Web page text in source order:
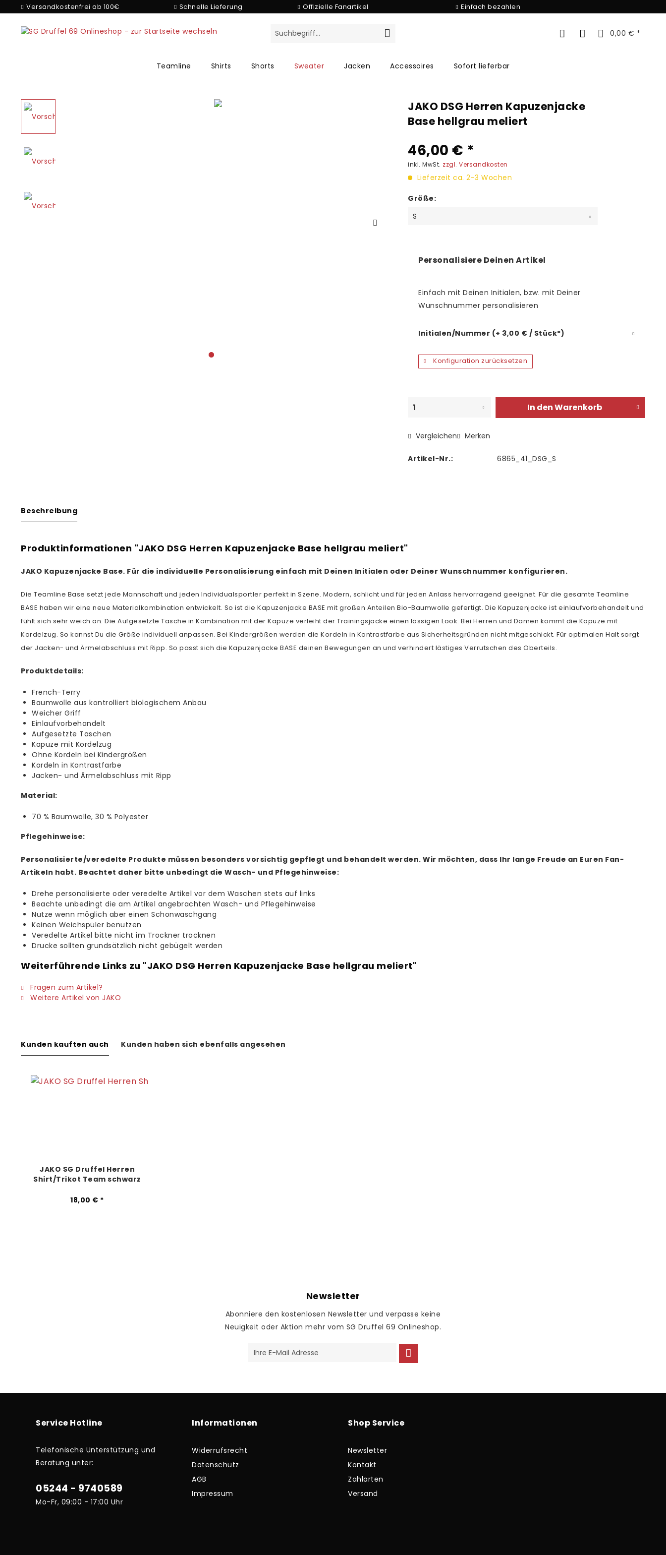
Versandkostenfrei ab 100€ Schnelle Lieferung Offizielle Fanartikel Einfach bezahlen
0,00 € *
Teamline Shirts Shorts Sweater Jacken Accessoires Sofort lieferbar
JAKO DSG Herren Kapuzenjacke
Base hellgrau meliert
46,00 € *
inkl. MwSt. zzgl. Versandkosten
Lieferzeit ca. 2-3 Wochen
Größe:
Personalisiere Deinen Artikel
Einfach mit Deinen Initialen, bzw. mit Deiner
Wunschnummer personalisieren
Initialen/Nummer (+ 3,00 € / Stück*)
Konfiguration zurücksetzen
In denWarenkorb
Vergleichen Merken
Artikel-Nr.: 6865_41_DSG_S
Beschreibung
Produktinformationen "JAKO DSG Herren Kapuzenjacke Base hellgrau meliert"
JAKO Kapuzenjacke Base. Für die individuelle Personalisierung einfach mit Deinen Initialen oder Deiner Wunschnummer konfigurieren.
Die Teamline Base setzt jede Mannschaft und jeden Individualsportler perfekt in Szene. Modern, schlicht und für jeden Anlass hervorragend geeignet. Für die gesamte Teamline
BASE haben wir eine neue Materialkombination entwickelt. So ist die Kapuzenjacke BASE mit großen Anteilen Bio-Baumwolle gefertigt. Die Kapuzenjacke ist einlaufvorbehandelt und
fühlt sich sehr weich an. Die Aufgesetzte Tasche in Kombination mit der Kapuze verleiht der Trainingsjacke einen lässigen Look. Bei Herren und Damen kommt die Kapuze mit
Kordelzug. So kannst Du die Größe individuell anpassen. Bei Kindergrößen werden die Kordeln in Kontrastfarbe aus Sicherheitsgründen nicht mitgeschickt. Für optimalen Halt sorgt
der Jacken- und Ärmelabschluss mit Ripp. So passt sich die Kapuzenjacke BASE deinen Bewegungen an und verhindert lästiges Verrutschen des Oberteils.
Produktdetails:
French-Terry
Baumwolle aus kontrolliert biologischem Anbau
Weicher Griff
Einlaufvorbehandelt
Aufgesetzte Taschen
Kapuze mit Kordelzug
Ohne Kordeln bei Kindergrößen
Kordeln in Kontrastfarbe
Jacken- und Ärmelabschluss mit Ripp
Material:
70 % Baumwolle, 30 % Polyester
Pflegehinweise:
Personalisierte/veredelte Produkte müssen besonders vorsichtig gepflegt und behandelt werden. Wir möchten, dass Ihr lange Freude an Euren Fan-
Artikeln habt. Beachtet daher bitte unbedingt die Wasch- und Pflegehinweise:
Drehe personalisierte oder veredelte Artikel vor dem Waschen stets auf links
Beachte unbedingt die am Artikel angebrachten Wasch- und Pflegehinweise
Nutze wenn möglich aber einen Schonwaschgang
Keinen Weichspüler benutzen
Veredelte Artikel bitte nicht im Trockner trocknen
Drucke sollten grundsätzlich nicht gebügelt werden
Weiterführende Links zu "JAKO DSG Herren Kapuzenjacke Base hellgrau meliert"
Fragen zum Artikel?
Weitere Artikel von JAKO
Kunden kauften auch Kunden haben sich ebenfalls angesehen
JAKO SG Druffel Herren
Shirt/Trikot Team schwarz
18,00 € *
Newsletter
Abonniere den kostenlosen Newsletter und verpasse keine
Neuigkeit oder Aktion mehr vom SG Druffel 69 Onlineshop.
Service Hotline
Telefonische Unterstützung und
Beratung unter:
05244 - 9740589
Mo-Fr, 09:00 - 17:00 Uhr
Informationen
Widerrufsrecht
Datenschutz
AGB
Impressum
Shop Service
Newsletter
Kontakt
Zahlarten
Versand